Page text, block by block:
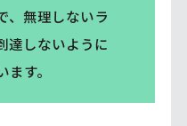
、無理しないラ
達しないように
す。